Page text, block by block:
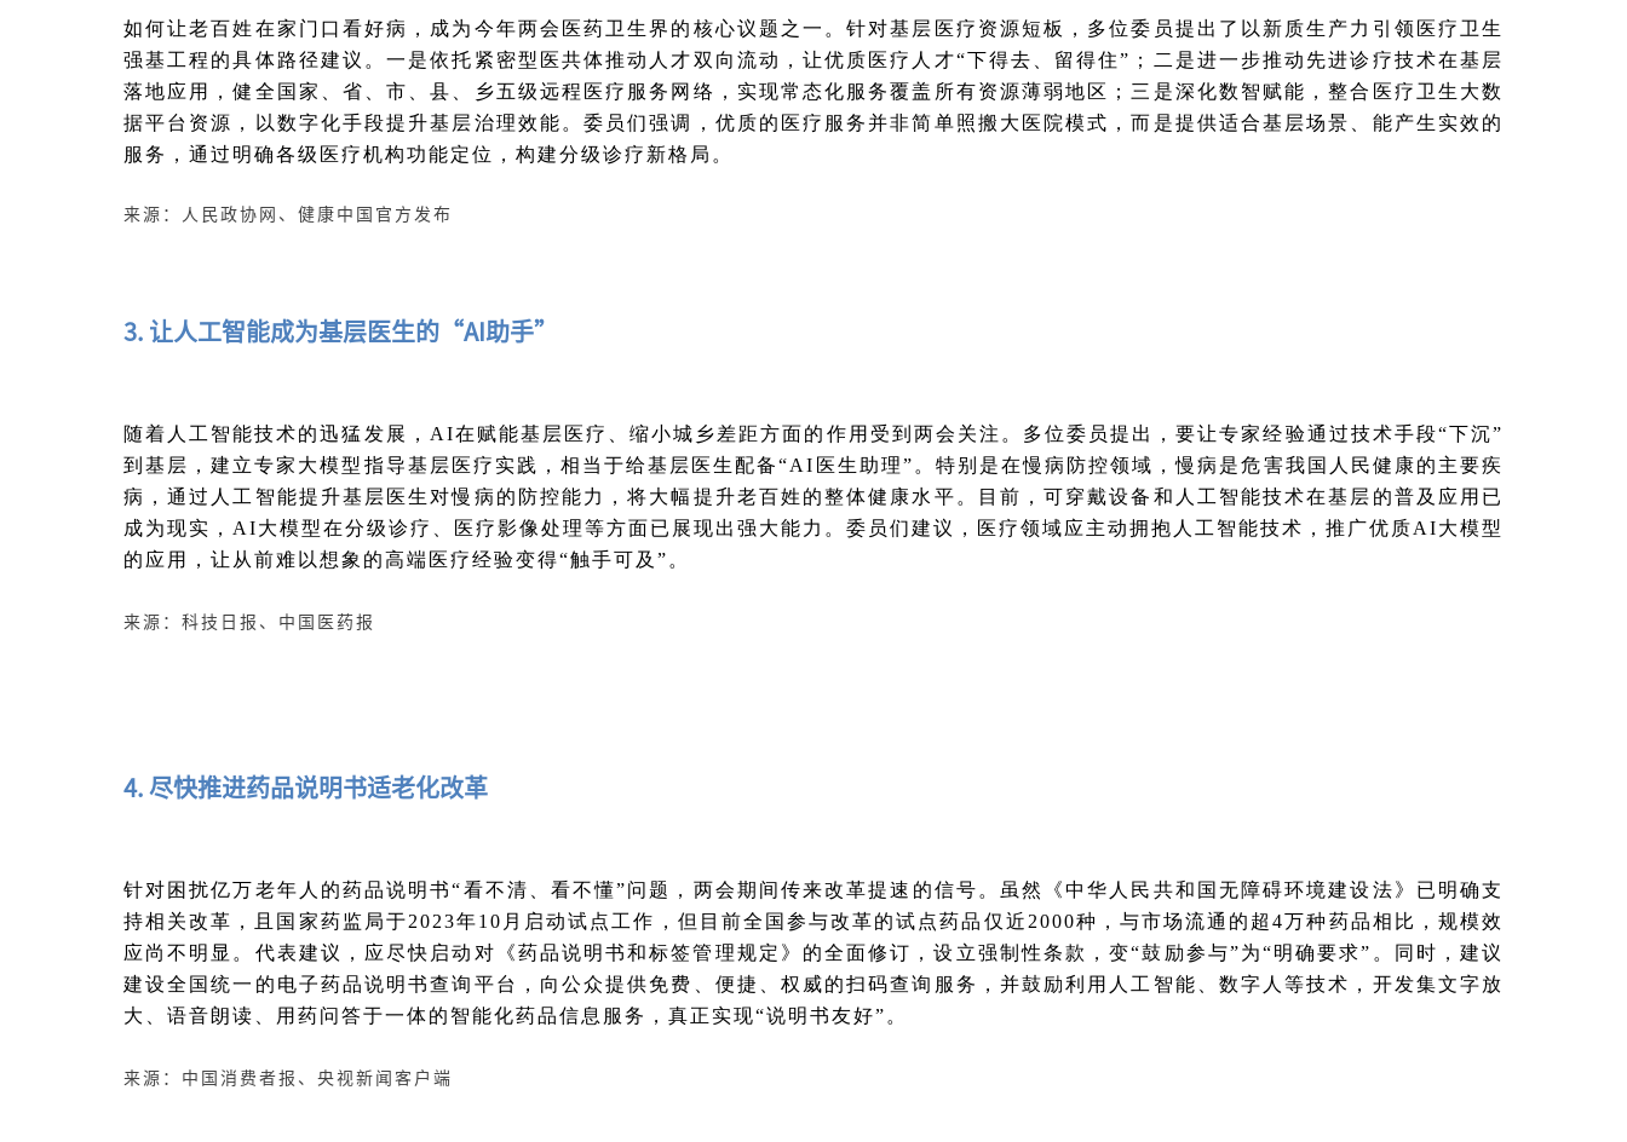
如何让老百姓在家门口看好病，成为今年两会医药卫生界的核心议题之一。针对基层医疗资源短板，多位委员提出了以新质生产力引领医疗卫生
强基工程的具体路径建议。一是依托紧密型医共体推动人才双向流动，让优质医疗人才“下得去、留得住”；二是进一步推动先进诊疗技术在基层
落地应用，健全国家、省、市、县、乡五级远程医疗服务网络，实现常态化服务覆盖所有资源薄弱地区；三是深化数智赋能，整合医疗卫生大数
据平台资源，以数字化手段提升基层治理效能。委员们强调，优质的医疗服务并非简单照搬大医院模式，而是提供适合基层场景、能产生实效的
服务，通过明确各级医疗机构功能定位，构建分级诊疗新格局。
来源：人民政协网、健康中国官方发布
3. 让人工智能成为基层医生的“AI助手”
随着人工智能技术的迅猛发展，AI在赋能基层医疗、缩小城乡差距方面的作用受到两会关注。多位委员提出，要让专家经验通过技术手段“下沉”
到基层，建立专家大模型指导基层医疗实践，相当于给基层医生配备“AI医生助理”。特别是在慢病防控领域，慢病是危害我国人民健康的主要疾
病，通过人工智能提升基层医生对慢病的防控能力，将大幅提升老百姓的整体健康水平。目前，可穿戴设备和人工智能技术在基层的普及应用已
成为现实，AI大模型在分级诊疗、医疗影像处理等方面已展现出强大能力。委员们建议，医疗领域应主动拥抱人工智能技术，推广优质AI大模型
的应用，让从前难以想象的高端医疗经验变得“触手可及”。
来源：科技日报、中国医药报
4. 尽快推进药品说明书适老化改革
针对困扰亿万老年人的药品说明书“看不清、看不懂”问题，两会期间传来改革提速的信号。虽然《中华人民共和国无障碍环境建设法》已明确支
持相关改革，且国家药监局于2023年10月启动试点工作，但目前全国参与改革的试点药品仅近2000种，与市场流通的超4万种药品相比，规模效
应尚不明显。代表建议，应尽快启动对《药品说明书和标签管理规定》的全面修订，设立强制性条款，变“鼓励参与”为“明确要求”。同时，建议
建设全国统一的电子药品说明书查询平台，向公众提供免费、便捷、权威的扫码查询服务，并鼓励利用人工智能、数字人等技术，开发集文字放
大、语音朗读、用药问答于一体的智能化药品信息服务，真正实现“说明书友好”。
来源：中国消费者报、央视新闻客户端